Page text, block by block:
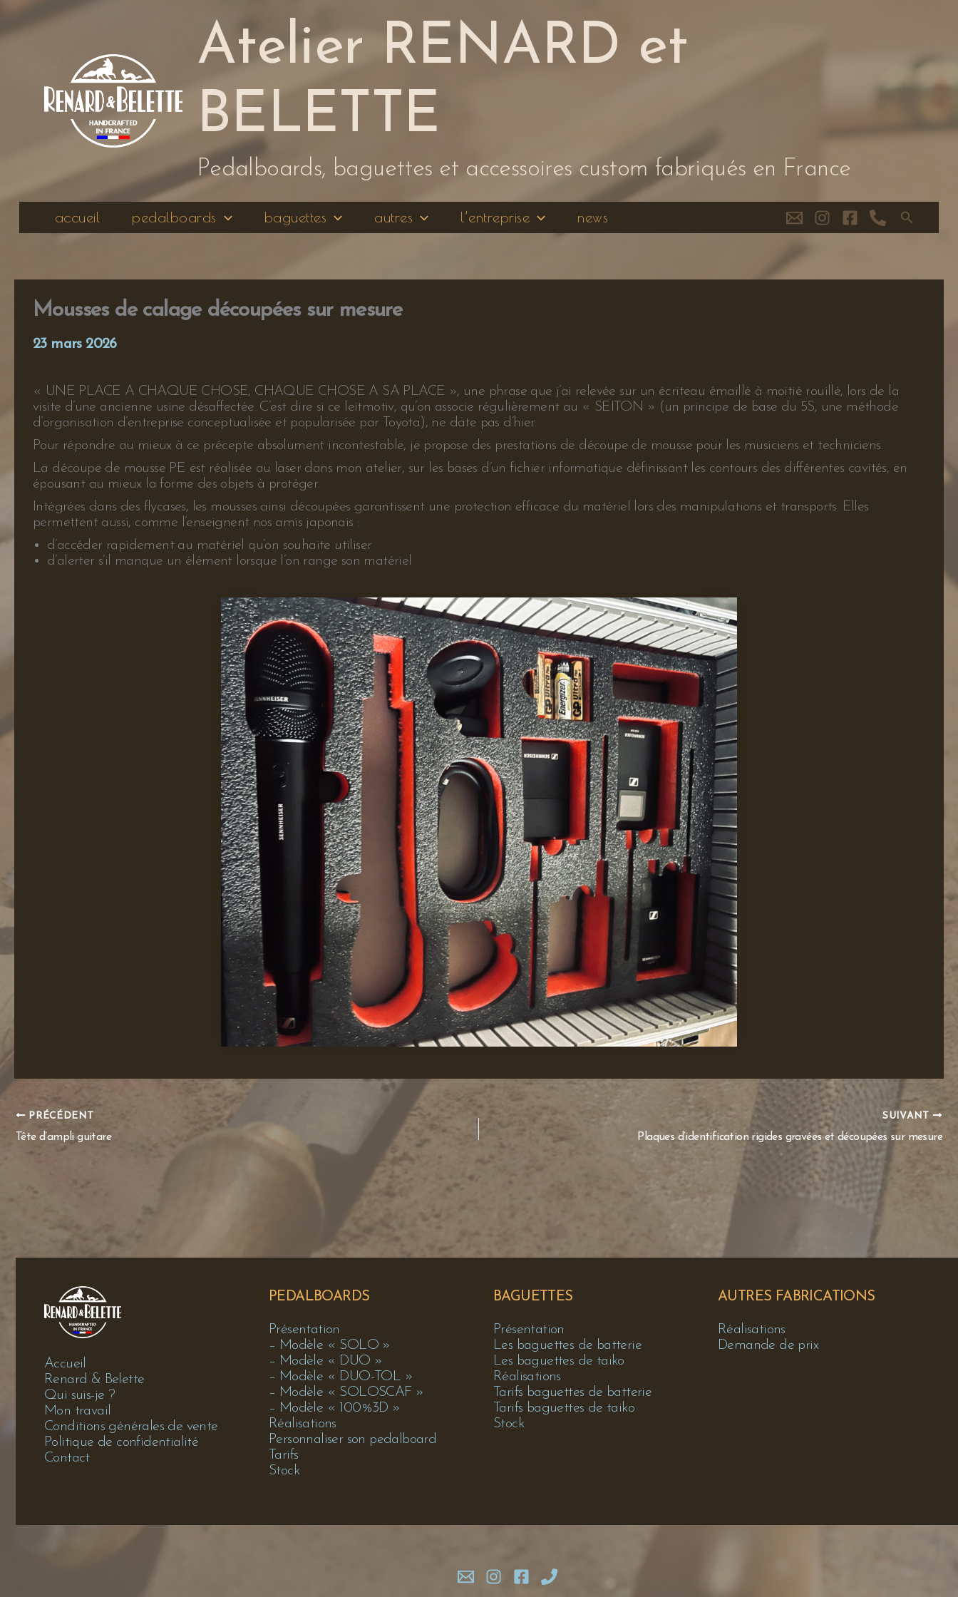
Aller
contenu
Atelier RENARD et
BELETTE
Pedalboards, baguettes et accessoires custom fabriqués en France
accueil pedalboards baguettes autres l’entreprise news Rechercher
Mousses de calage découpées sur mesure
23 mars 2026
« UNE PLACE A CHAQUE CHOSE, CHAQUE CHOSE A SA PLACE », une phrase que j’ai relevée sur un écriteau émaillé à moitié rouillé, lors de la
visite d’une ancienne usine désaffectée. C’est dire si ce leitmotiv, qu’on associe régulièrement au « SEITON » (un principe de base du 5S, une méthode
d’organisation d’entreprise conceptualisée et popularisée par Toyota), ne date pas d’hier.
Pour répondre au mieux à ce précepte absolument incontestable, je propose des prestations de découpe de mousse pour les musiciens et techniciens.
La découpe de mousse PE est réalisée au laser dans mon atelier, sur les bases d’un fichier informatique définissant les contours des différentes cavités, en
épousant au mieux la forme des objets à protéger.
Intégrées dans des flycases, les mousses ainsi découpées garantissent une protection efficace du matériel lors des manipulations et transports. Elles
permettent aussi, comme l’enseignent nos amis japonais :
d’accéder rapidement au matériel qu’on souhaite utiliser
d’alerter s’il manque un élément lorsque l’on range son matériel
PRÉCÉDENT
Tête d’ampli guitare
SUIVANT
Plaques d’identification rigides gravées et découpées sur mesure
Accueil
Renard & Belette
Qui suis-je ?
Mon travail
Conditions générales de vente
Politique de confidentialité
Contact
PEDALBOARDS
Présentation
– Modèle « SOLO »
– Modèle « DUO »
– Modèle « DUO-TOL »
– Modèle « SOLOSCAF »
– Modèle « 100%3D »
Réalisations
Personnaliser son pedalboard
Tarifs
Stock
BAGUETTES
Présentation
Les baguettes de batterie
Les baguettes de taiko
Réalisations
Tarifs baguettes de batterie
Tarifs baguettes de taiko
Stock
AUTRES FABRICATIONS
Réalisations
Demande de prix